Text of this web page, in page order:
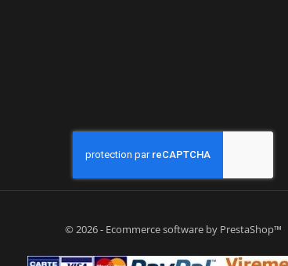
© 2026 - Ecommerce software by PrestaShop™